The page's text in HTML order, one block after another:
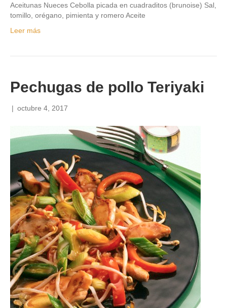
Aceitunas Nueces Cebolla picada en cuadraditos (brunoise) Sal,
tomillo, orégano, pimienta y romero Aceite
Leer más
Pechugas de pollo Teriyaki
| octubre 4, 2017